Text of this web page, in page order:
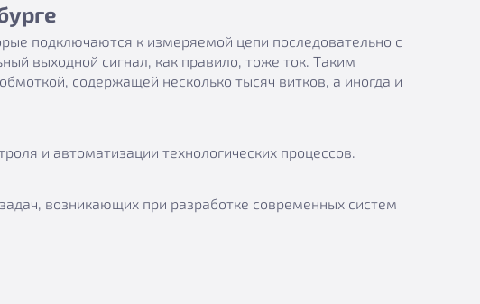
подключаются к измеряемой цепи последовательно с
выходной сигнал, как правило, тоже ток. Таким
содержащей несколько тысяч витков, а иногда и
и автоматизации технологических процессов.
возникающих при разработке современных систем